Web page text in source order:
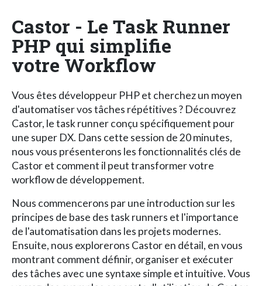
Castor - Le Task Runner
PHP qui simplifie
votre Workflow
Vous êtes développeur PHP et cherchez un moyen
d'automatiser vos tâches répétitives ? Découvrez
Castor, le task runner conçu spécifiquement pour
une super DX. Dans cette session de 20 minutes,
nous vous présenterons les fonctionnalités clés de
Castor et comment il peut transformer votre
workflow de développement.
Nous commencerons par une introduction sur les
principes de base des task runners et l'importance
de l'automatisation dans les projets modernes.
Ensuite, nous explorerons Castor en détail, en vous
montrant comment définir, organiser et exécuter
des tâches avec une syntaxe simple et intuitive. Vous